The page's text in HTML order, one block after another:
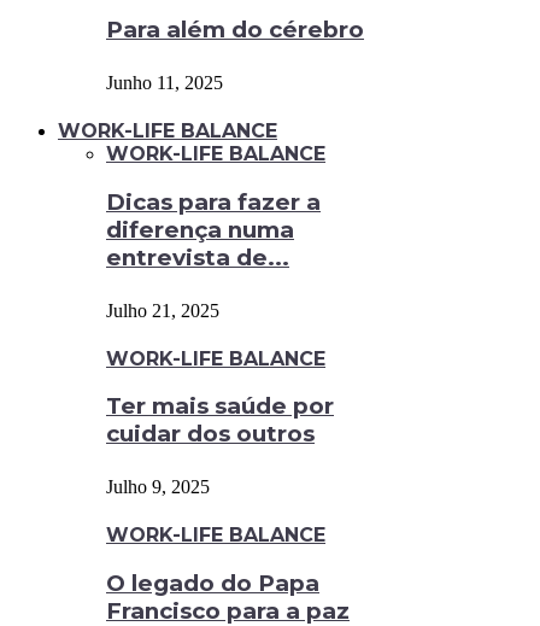
Para além do cérebro
Junho 11, 2025
WORK-LIFE BALANCE
WORK-LIFE BALANCE
Dicas para fazer a
diferença numa
entrevista de...
Julho 21, 2025
WORK-LIFE BALANCE
Ter mais saúde por
cuidar dos outros
Julho 9, 2025
WORK-LIFE BALANCE
O legado do Papa
Francisco para a paz